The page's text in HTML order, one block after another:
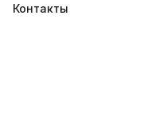
Контакты